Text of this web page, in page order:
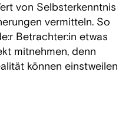
von Selbsterkenntnis
vermitteln. So
Betrachter:in etwas
mitnehmen, denn
können einstweilen